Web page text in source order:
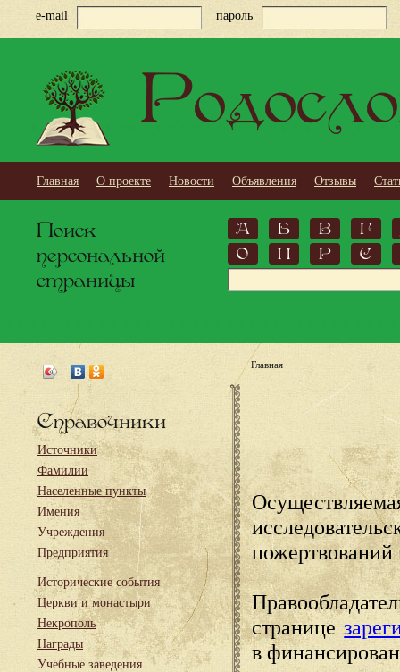
e-mail пароль
Главная О проекте Новости Объявления Отзывы
Поиск
персональной
страницы
А Б В
Г
О
П Р С
Справочники
Источники
Фамилии
Населенные пункты
Имения
Учреждения
Предприятия
Исторические события
Церкви и монастыри
Некрополь
Награды
Учебные заведения
Главная
пожертвований
странице
в